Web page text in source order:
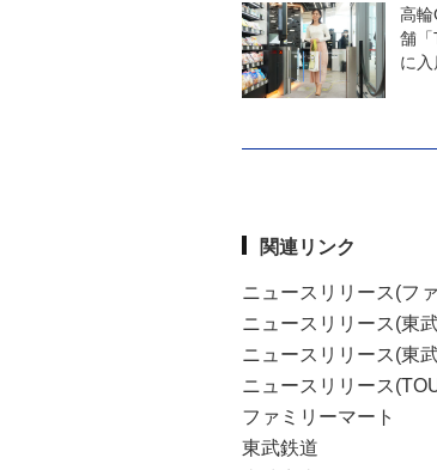
高輪
舗「
に
関連リンク
ニュースリリース(フ
ニュースリリース(東
ニュースリリース(東
ニュースリリース
ファミリーマート
東武鉄道